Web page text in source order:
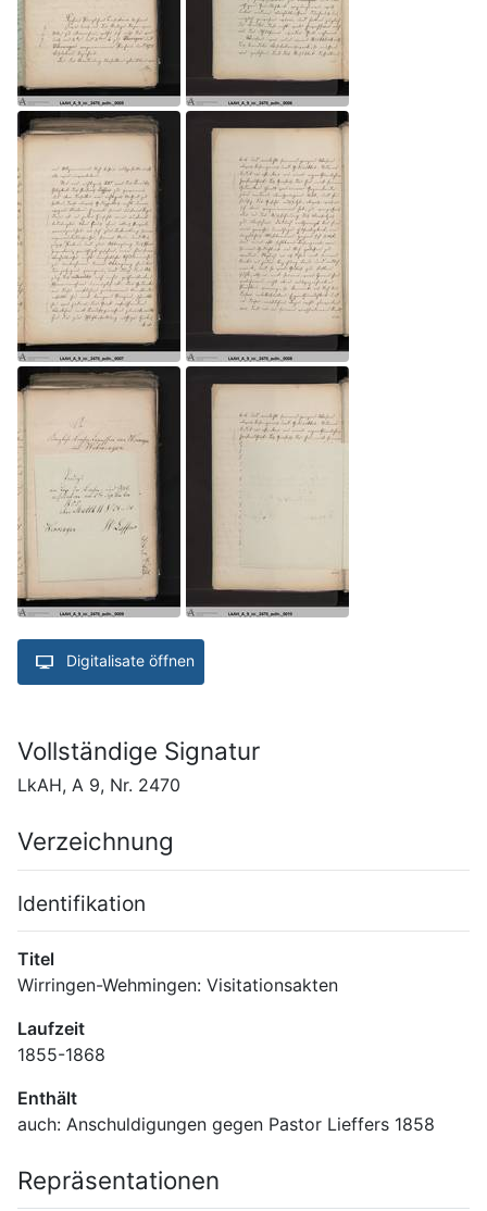
Digitalisate öffnen
Vollständige Signatur
LkAH, A 9, Nr. 2470
Verzeichnung
Identifikation
Titel
Wirringen-Wehmingen: Visitationsakten
Laufzeit
1855-1868
Enthält
auch: Anschuldigungen gegen Pastor Lieffers 1858
Repräsentationen